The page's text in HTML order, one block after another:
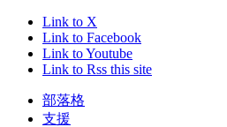
Link to X
Link to Facebook
Link to Youtube
Link to Rss this site
部落格
支援